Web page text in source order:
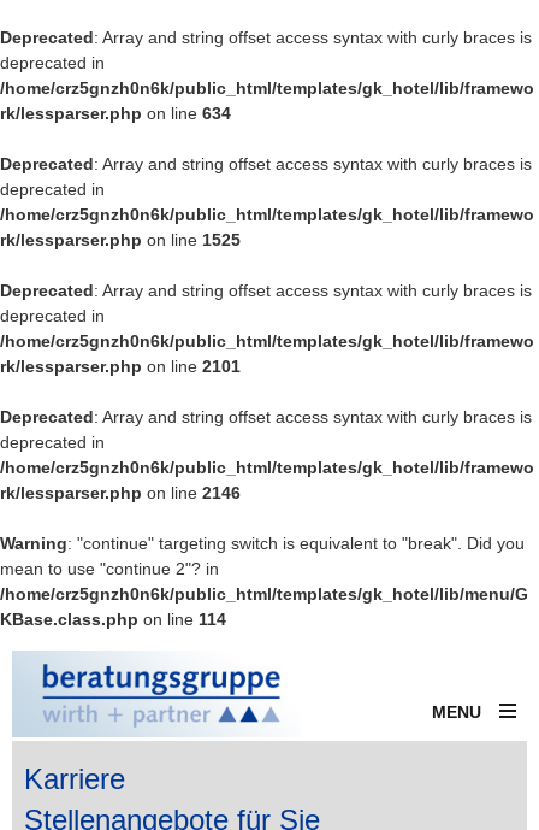
Deprecated: Array and string offset access syntax with curly braces is
deprecated in
/home/crz5gnzh0n6k/public_html/templates/gk_hotel/lib/framewo
rk/lessparser.php on line 634
Deprecated: Array and string offset access syntax with curly braces is
deprecated in
/home/crz5gnzh0n6k/public_html/templates/gk_hotel/lib/framewo
rk/lessparser.php on line 1525
Deprecated: Array and string offset access syntax with curly braces is
deprecated in
/home/crz5gnzh0n6k/public_html/templates/gk_hotel/lib/framewo
rk/lessparser.php on line 2101
Deprecated: Array and string offset access syntax with curly braces is
deprecated in
/home/crz5gnzh0n6k/public_html/templates/gk_hotel/lib/framewo
rk/lessparser.php on line 2146
Warning: "continue" targeting switch is equivalent to "break". Did you
mean to use "continue 2"? in
/home/crz5gnzh0n6k/public_html/templates/gk_hotel/lib/menu/G
KBase.class.php on line 114
MENU
Karriere
Stellenangebote für Sie